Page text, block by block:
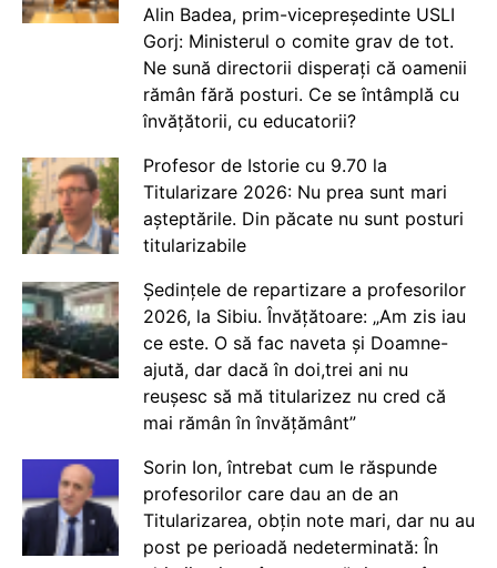
Alin Badea, prim-vicepreședinte USLI
Gorj: Ministerul o comite grav de tot.
Ne sună directorii disperați că oamenii
rămân fără posturi. Ce se întâmplă cu
învățătorii, cu educatorii?
Profesor de Istorie cu 9.70 la
Titularizare 2026: Nu prea sunt mari
așteptările. Din păcate nu sunt posturi
titularizabile
Ședințele de repartizare a profesorilor
2026, la Sibiu. Învățătoare: „Am zis iau
ce este. O să fac naveta și Doamne-
ajută, dar dacă în doi,trei ani nu
reușesc să mă titularizez nu cred că
mai rămân în învățământ”
Sorin Ion, întrebat cum le răspunde
profesorilor care dau an de an
Titularizarea, obțin note mari, dar nu au
post pe perioadă nedeterminată: În